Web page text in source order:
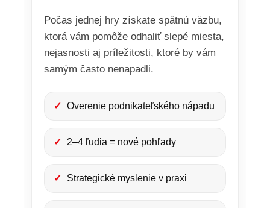
Počas jednej hry získate spätnú väzbu,
ktorá vám pomôže odhaliť slepé miesta,
nejasnosti aj príležitosti, ktoré by vám
samým často nenapadli.
✓ Overenie podnikateľského nápadu
✓ 2–4 ľudia = nové pohľady
✓ Strategické myslenie v praxi